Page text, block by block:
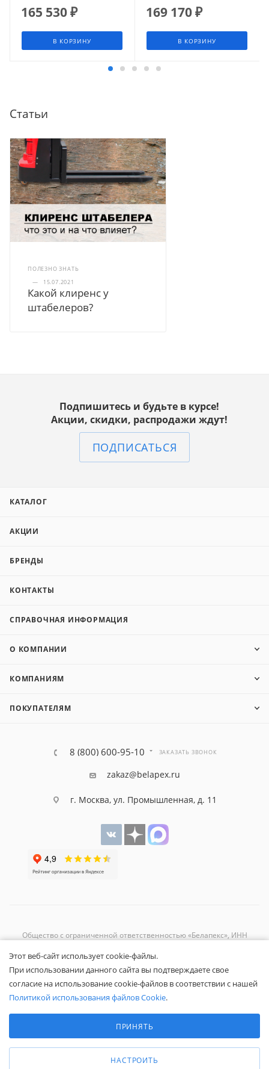
165 530₽
В КОРЗИНУ
169 170₽
В КОРЗИНУ
Статьи
ПОЛЕЗНО ЗНАТЬ
—
15.07.2021
Какой клиренс у
штабелеров?
Подпишитесь и будьте в курсе!
Акции, скидки, распродажи ждут!
ПОДПИСАТЬСЯ
КАТАЛОГ
АКЦИИ
БРЕНДЫ
КОНТАКТЫ
СПРАВОЧНАЯ ИНФОРМАЦИЯ
О КОМПАНИИ
КОМПАНИЯМ
ПОКУПАТЕЛЯМ
8 (800) 600-95-10 ЗАКАЗАТЬ ЗВОНОК
zakaz@belapex.ru
г. Москва, ул. Промышленная, д. 11
Общество с ограниченной ответственностью «Белапекс», ИНН
Обращаем ваше внимание, что вся представленная на сайте
информация носит исключительно информационный характер и не
является публичной офертой.
Вы принимаете условияполитики
сайте Белапекс.ру.
Этот веб-сайт использует cookie-файлы.
При использовании данного сайта вы подтверждаете свое
согласие на использование cookie-файлов в соответствии с нашей
Политикой использования файлов Cookie.
Аналитические/Функциональные
ПРИНЯТЬ
НАСТРОИТЬ